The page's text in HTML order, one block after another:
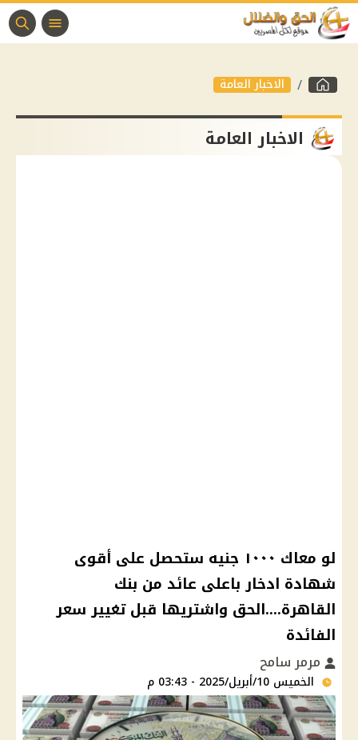
الاخبار العامة
الاخبار العامة
لو معاك ١٠٠٠ جنيه ستحصل على أقوى
شهادة ادخار باعلى عائد من بنك
القاهرة....الحق واشتريها قبل تغيير سعر
الفائدة
مرمر سامح
الخميس 10/أبريل/2025 - 03:43 م